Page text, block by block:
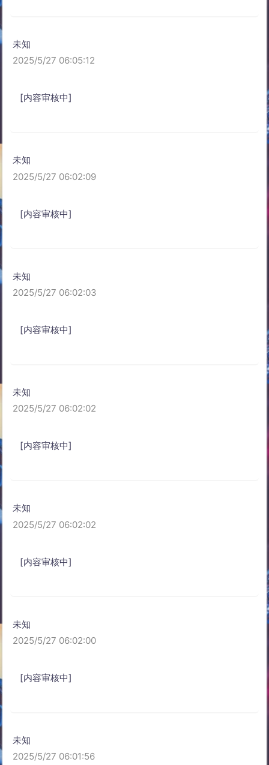
未知
2025/5/27 06:05:12
[内容审核中]
未知
2025/5/27 06:02:09
[内容审核中]
未知
2025/5/27 06:02:03
[内容审核中]
未知
2025/5/27 06:02:02
[内容审核中]
未知
2025/5/27 06:02:02
[内容审核中]
未知
2025/5/27 06:02:00
[内容审核中]
未知
2025/5/27 06:01:56